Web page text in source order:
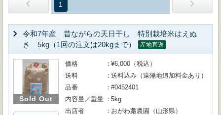
1
令和7年産 昔ながらの天日干し 特別栽培米はえぬ
き 5kg（1回の注文は20kgまで）
産地直送
Sold Out
価格
¥6,000（税込）
送料
送料込み（遠隔地追加料金あり）
品番
#0452401
内容量／重量
5kg
出店者
おがわ藁農園（山形県）